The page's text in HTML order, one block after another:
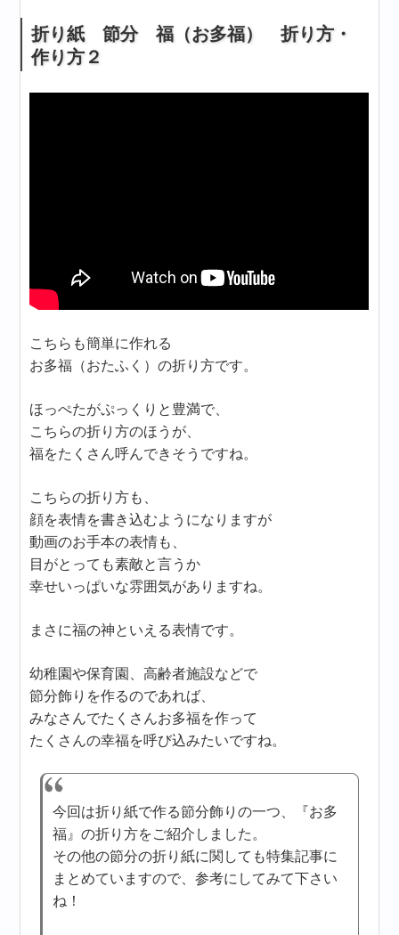
折り紙 節分 福（お多福） 折り方・
作り方２
こちらも簡単に作れる
お多福（おたふく）の折り方です。
ほっぺたがぷっくりと豊満で、
こちらの折り方のほうが、
福をたくさん呼んできそうですね。
こちらの折り方も、
顔を表情を書き込むようになりますが
動画のお手本の表情も、
目がとっても素敵と言うか
幸せいっぱいな雰囲気がありますね。
まさに福の神といえる表情です。
幼稚園や保育園、高齢者施設などで
節分飾りを作るのであれば、
みなさんでたくさんお多福を作って
たくさんの幸福を呼び込みたいですね。
今回は折り紙で作る節分飾りの一つ、『お多
福』の折り方をご紹介しました。
その他の節分の折り紙に関しても特集記事に
まとめていますので、参考にしてみて下さい
ね！